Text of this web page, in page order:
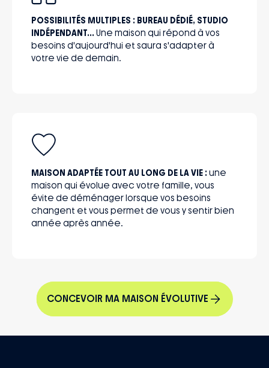
POSSIBILITÉS MULTIPLES : BUREAU DÉDIÉ, STUDIO
INDÉPENDANT...Une maison qui répond à vos
besoins d'aujourd'hui et saura s'adapter à
votre vie de demain.
MAISON ADAPTÉE TOUT AU LONG DE LA VIE :une
maison qui évolue avec votre famille, vous
évite de déménager lorsque vos besoins
changent et vous permet de vous y sentir bien
année après année.
CONCEVOIR MA MAISON ÉVOLUTIVE